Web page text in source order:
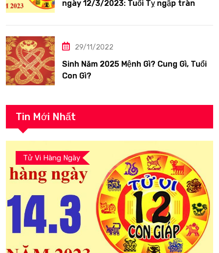
ngày 12/3/2023: Tuổi Tỵ ngập tràn
29/11/2022
Sinh Năm 2025 Mệnh Gì? Cung Gì, Tuổi
Con Gì?
Tin Mới Nhất
Tử Vi Hàng Ngày